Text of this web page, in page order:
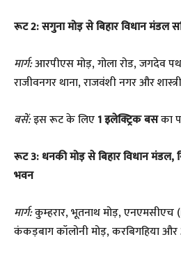
रूट 2: सगुना मोड़ से बिहार विधान मंडल
मार्ग:आरपीएस मोड़, गोला रोड, जगदेव
राजीवनगर थाना, राजवंशी नगर और
बसें:इस रूट के लिए1 इलेक्ट्रिक बसका
रूट 3: धनकी मोड़ से बिहार विधान मंडल,
भवन
मार्ग:कुम्हरार, भूतनाथ मोड़, एनएमसीएच
कंकड़बाग कॉलोनी मोड़, करबिगहिया